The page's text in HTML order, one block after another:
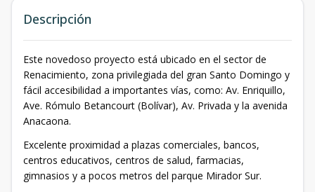
Descripción
Este novedoso proyecto está ubicado en el sector de
Renacimiento, zona privilegiada del gran Santo Domingo y
fácil accesibilidad a importantes vías, como: Av. Enriquillo,
Ave. Rómulo Betancourt (Bolívar), Av. Privada y la avenida
Anacaona.
Excelente proximidad a plazas comerciales, bancos,
centros educativos, centros de salud, farmacias,
gimnasios y a pocos metros del parque Mirador Sur.